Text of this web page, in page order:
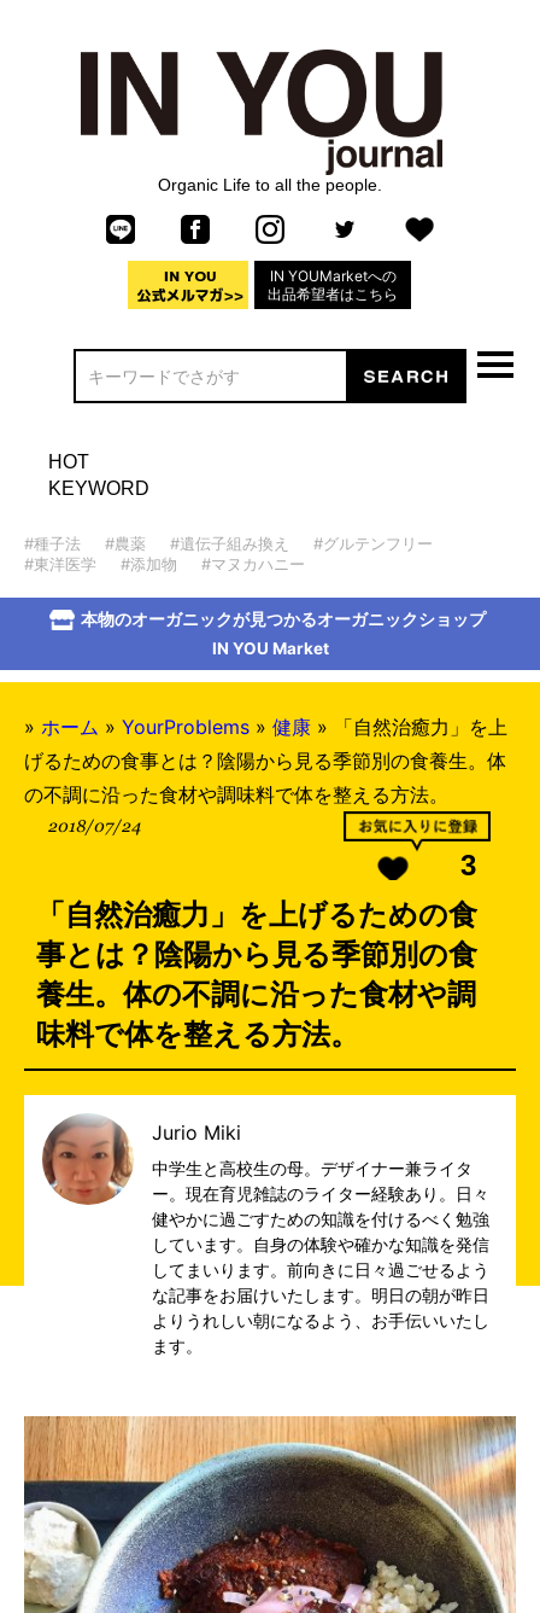
Organic Life to all the people.
IN YOUMarketへの
出品希望者はこちら
HOT
KEYWORD
#種子法 #農薬 #遺伝子組み換え
#グルテンフリー
#東洋医学
#添加物 #マヌカハニー
本物のオーガニックが見つかるオーガニックショップ
IN YOU Market
» ホーム » YourProblems » 健康 »
「自然治癒力」を上
げるための食事とは？陰陽から見る季節別の食養生。体
の不調に沿った食材や調味料で体を整える方法。
2018/07/24
3
「自然治癒力」を上げるための食
事とは？陰陽から見る季節別の食
養生。体の不調に沿った食材や調
味料で体を整える方法。
Jurio Miki
中学生と高校生の母。デザイナー兼ライタ
ー。現在育児雑誌のライター経験あり。日々
健やかに過ごすための知識を付けるべく勉強
しています。自身の体験や確かな知識を発信
してまいります。前向きに日々過ごせるよう
な記事をお届けいたします。明日の朝が昨日
よりうれしい朝になるよう、お手伝いいたし
ます。